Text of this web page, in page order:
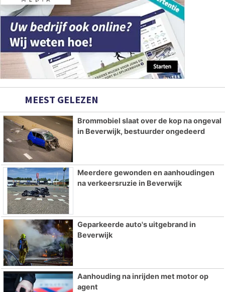
MEEST GELEZEN
Brommobiel slaat over de kop na ongeval
in Beverwijk, bestuurder ongedeerd
Meerdere gewonden en aanhoudingen
na verkeersruzie in Beverwijk
Geparkeerde auto's uitgebrand in
Beverwijk
Aanhouding na inrijden met motor op
agent